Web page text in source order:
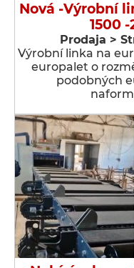
Nová -Výrobní
1500
Prodaja >
Výrobní linka na
europalet o
podobných